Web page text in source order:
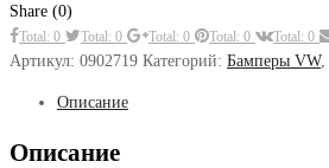
Share (0)
Total: 0 Total: 0 Total: 0 Total: 0 Total: 0
Артикул: 0902719 Категорий: Бамперы VW,
Описание
Описание